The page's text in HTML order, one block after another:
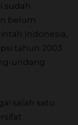
sudah
belum
Indonesia,
tahun 2003
undang
salah satu